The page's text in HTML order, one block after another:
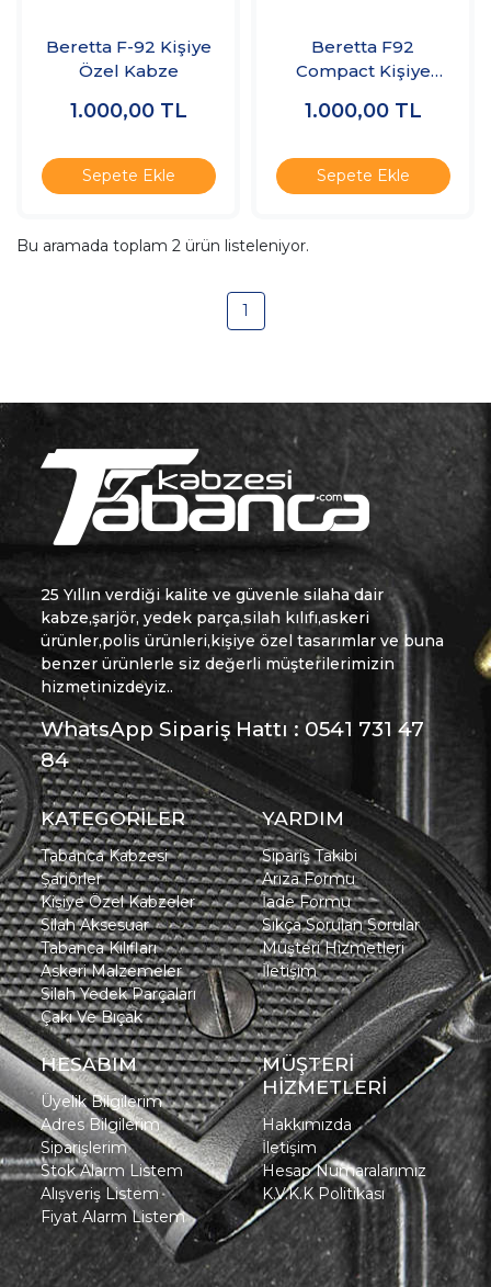
Beretta F-92 Kişiye
Özel Kabze
1.000,00 TL
Sepete Ekle
Beretta F92
Compact Kişiye
1.000,00 TL
Sepete Ekle
Bu aramada toplam 2 ürün listeleniyor.
1
25 Yıllın verdiği kalite ve güvenle silaha dair
kabze,şarjör, yedek parça,silah kılıfı,askeri
ürünler,polis ürünleri,kişiye özel tasarımlar ve buna
benzer ürünlerle siz değerli müşterilerimizin
hizmetinizdeyiz..
WhatsApp Sipariş Hattı : 0541 731 47
84
KATEGORİLER
Tabanca Kabzesi
Şarjörler
Kişiye Özel Kabzeler
Silah Aksesuar
Tabanca Kılıfları
Askeri Malzemeler
Silah Yedek Parçaları
Çakı Ve Bıçak
YARDIM
Sipariş Takibi
Arıza Formu
İade Formu
Sıkça Sorulan Sorular
Müşteri Hizmetleri
İletişim
HESABIM
Üyelik Bilgilerim
Adres Bilgilerim
Siparişlerim
Stok Alarm Listem
Alışveriş Listem
Fiyat Alarm Listem
MÜŞTERİ
HİZMETLERİ
Hakkımızda
İletişim
Hesap Numaralarımız
K.V.K.K Politikası